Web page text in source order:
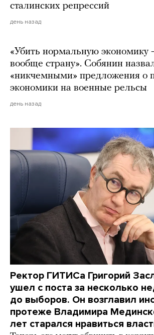
сталинских репрессий
день назад
«Убить нормальную экономику
вообще страну». Собянин
«никчемными» предложения о
экономики на военные рельсы
день назад
Ректор ГИТИСа Григорий
ушел с поста за несколько
до выборов. Он возглавил
протеже Владимира
лет старался нравиться